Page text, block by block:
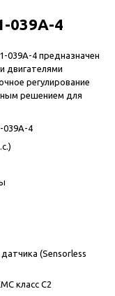
039A-4
039A-4 предназначен
двигателями
регулирование
решением для
039A-4
(Sensorless
класс C2